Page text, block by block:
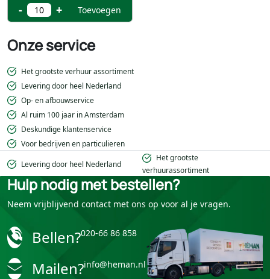
Onze service
Het grootste verhuur assortiment
Levering door heel Nederland
Op- en afbouwservice
Al ruim 100 jaar in Amsterdam
Deskundige klantenservice
Voor bedrijven en particulieren
- + Toevoegen
Levering door heel Nederland
Het grootste
verhuurassortiment
Hulp nodig met bestellen?
Neem vrijblijvend contact met ons op voor al je vragen.
Bellen?020-66 86 858
Mailen?info@heman.nl